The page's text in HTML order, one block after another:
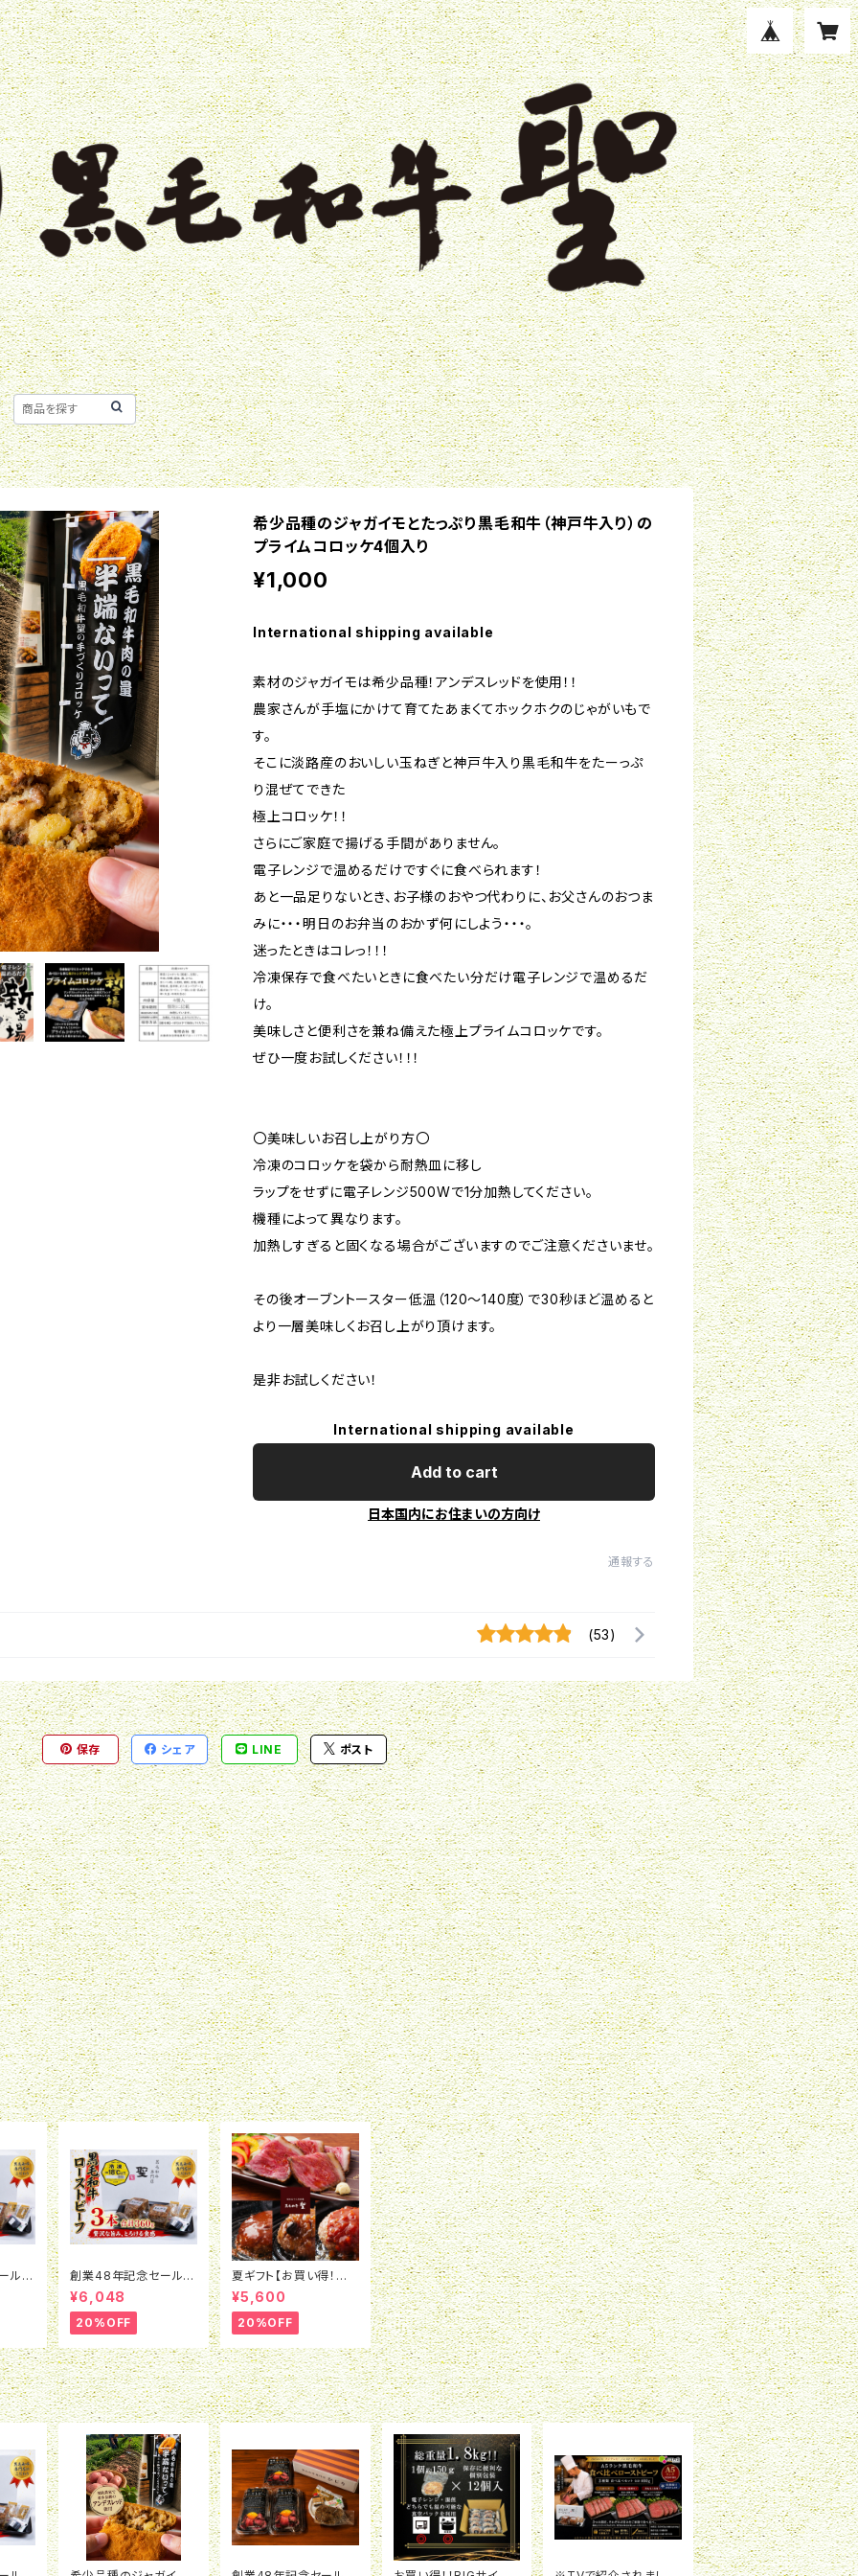
希少品種のジャガイモとたっぷり黒毛和牛（神戸牛入り）の
プライムコロッケ4個入り
¥1,000
International shipping available
素材のジャガイモは希少品種！アンデスレッドを使用！！
農家さんが手塩にかけて育てたあまくてホックホクのじゃがいもで
す。
そこに淡路産のおいしい玉ねぎと神戸牛入り黒毛和牛をたーっぷ
り混ぜてできた
極上コロッケ！！
さらにご家庭で揚げる手間がありません。
電子レンジで温めるだけですぐに食べられます！
あと一品足りないとき、お子様のおやつ代わりに、お父さんのおつま
みに・・・明日のお弁当のおかず何にしよう・・・。
迷ったときはコレっ！！！
冷凍保存で食べたいときに食べたい分だけ電子レンジで温めるだ
け。
美味しさと便利さを兼ね備えた極上プライムコロッケです。
ぜひ一度お試しください！！！
〇美味しいお召し上がり方〇
冷凍のコロッケを袋から耐熱皿に移し
ラップをせずに電子レンジ500Wで1分加熱してください。
機種によって異なります。
加熱しすぎると固くなる場合がございますのでご注意くださいませ。
その後オーブントースター低温（120～140度）で30秒ほど温めると
より一層美味しくお召し上がり頂けます。
是非お試しください！
International shipping available
Add to cart
日本国内にお住まいの方向け
通報する
(53)
保存 シェア LINE ポスト
ル！
創業48年記念セール！
【数量限定】 黒毛和牛ロ
ーストビーフ(360ｇ)
3本セット(冷凍)
¥6,048
20%OFF
夏ギフト【お買い得！数
量限定！】【黒毛和牛ロ
ーストビーフ（赤身・霜
降り）2種食べ比べ＆黒
毛和牛100％ハンバー
グ4種食べ比べセット】
¥5,600
20%OFF